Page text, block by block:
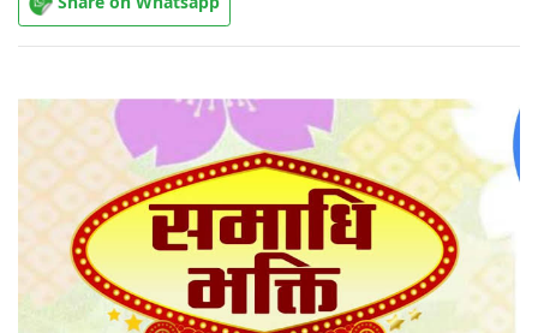
Parv
Us